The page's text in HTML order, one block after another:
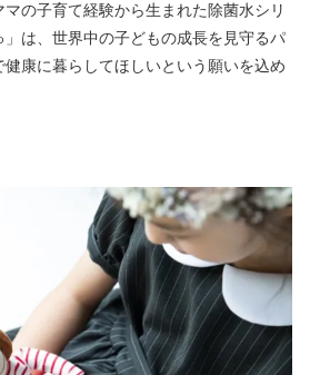
の子育て経験から生まれた除菌水シリ
は、世界中の子どもの成長を見守るパ
康に暮らしてほしいという願いを込め